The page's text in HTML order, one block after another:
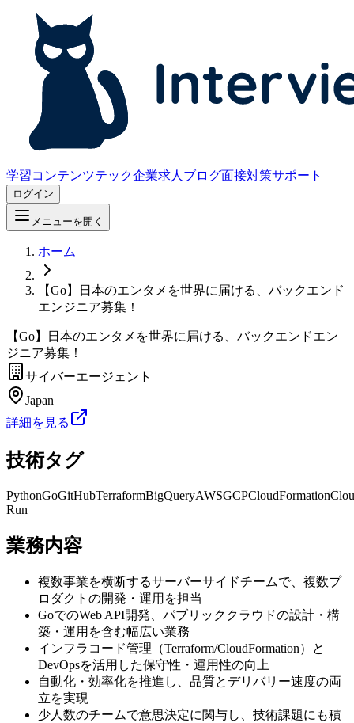
学習コンテンツテック企業求人 ブログ面接対策サポート
ログイン
メニューを開く
ホーム
【Go】日本のエンタメを世界に届ける、バックエンド
エンジニア募集！
【Go】日本のエンタメを世界に届ける、バックエンドエン
ジニア募集！
サイバーエージェント
Japan
詳細を見る
技術タグ
PythonGoGitHubTerraformBigQueryAWSGCPCloudFormation
Run
業務内容
複数事業を横断するサーバーサイドチームで、複数プ
ロダクトの開発・運用を担当
GoでのWeb API開発、パブリッククラウドの設計・構
築・運用を含む幅広い業務
インフラコード管理（Terraform/CloudFormation）と
DevOpsを活用した保守性・運用性の向上
自動化・効率化を推進し、品質とデリバリー速度の両
立を実現
少人数のチームで意思決定に関与し、技術課題にも積